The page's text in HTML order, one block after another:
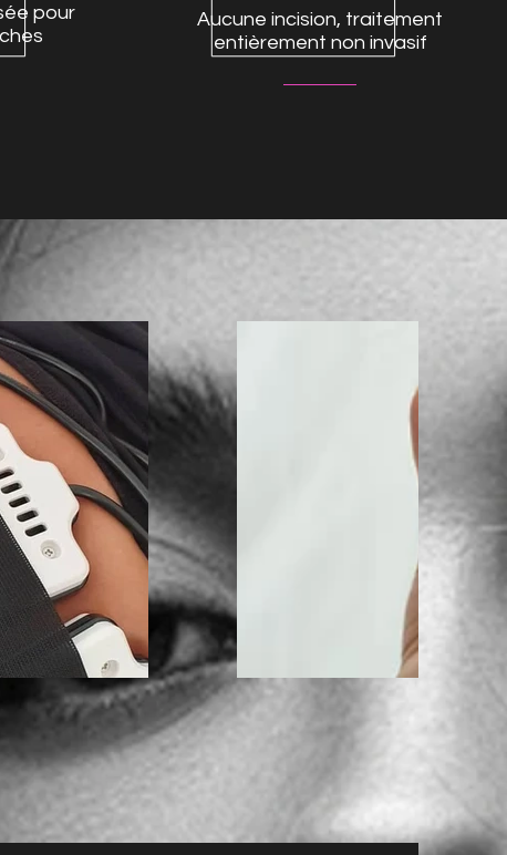
pour
Aucune incision, traitement
entièrement non invasif